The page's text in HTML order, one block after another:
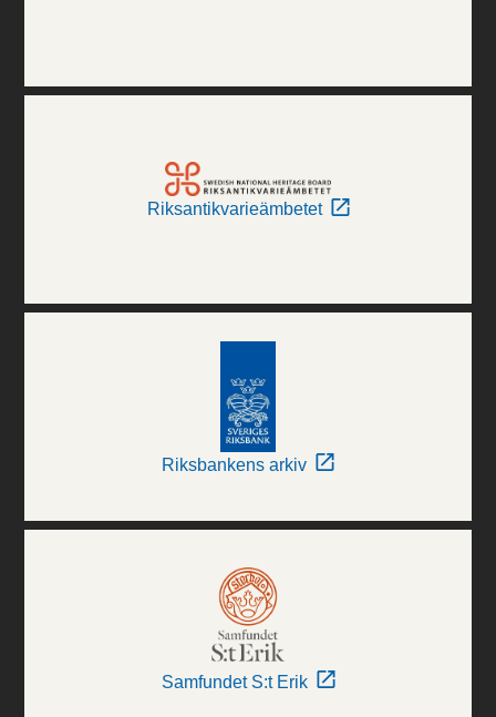
Riksantikvarieämbetet
Riksbankens arkiv
Samfundet S:t Erik